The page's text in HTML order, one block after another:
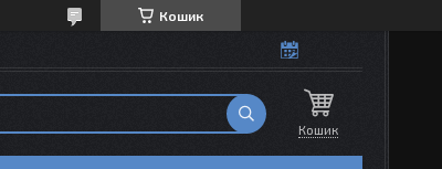
Кошик
Кошик